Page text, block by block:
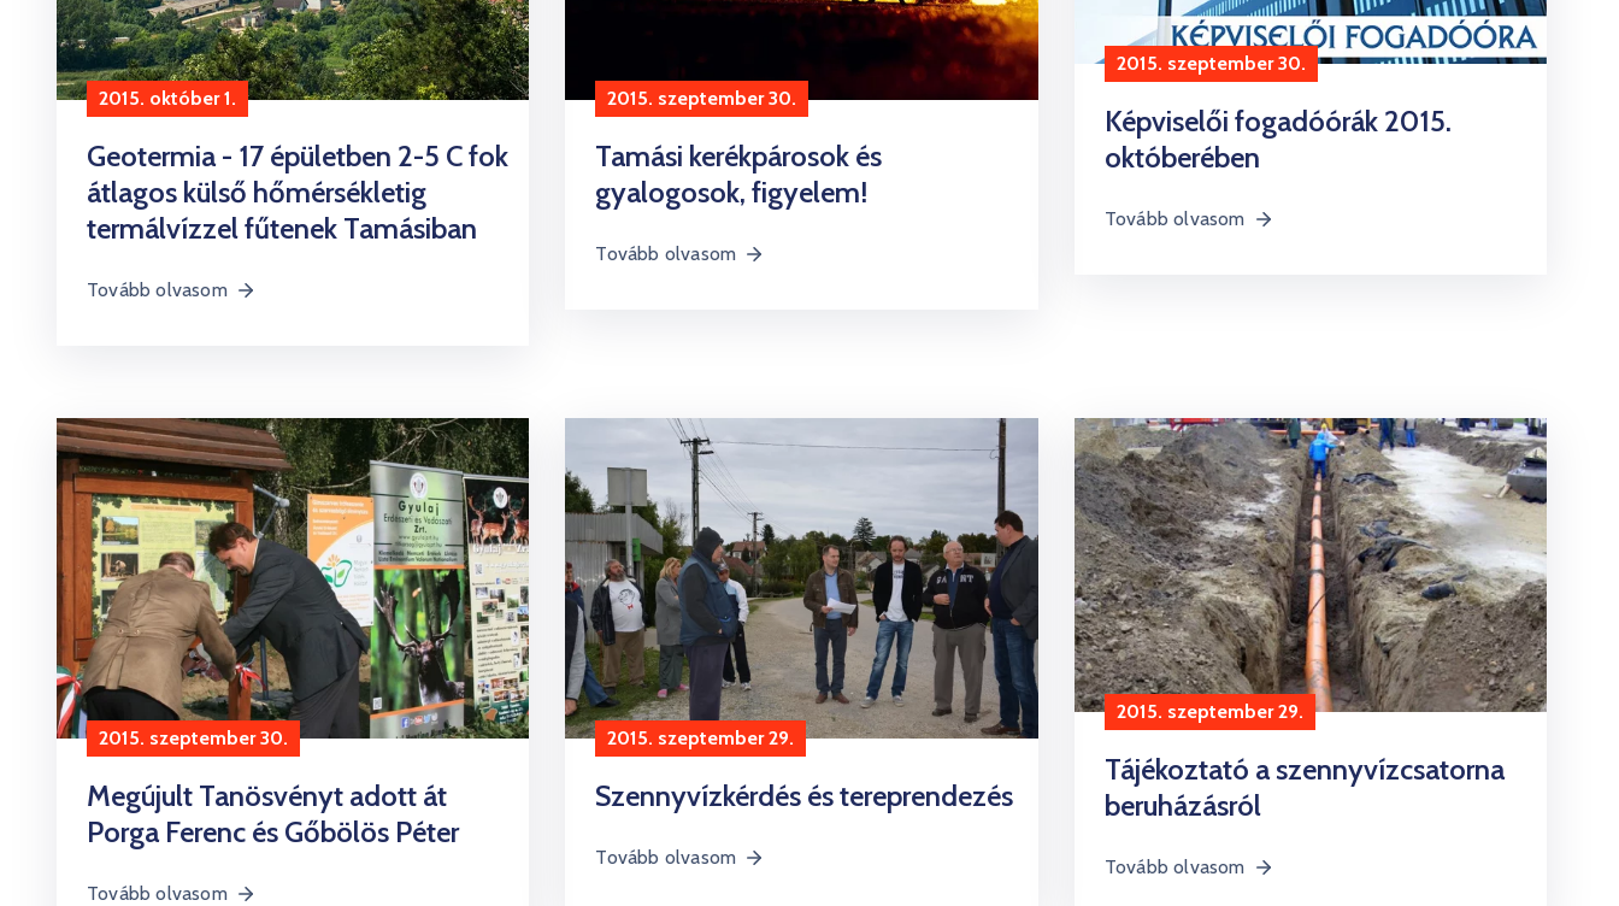
2015. október 1.
Geotermia - 17 épületben 2-5 C fok
átlagos külső hőmérsékletig
termálvízzel fűtenek Tamásiban
Tovább olvasom
2015. szeptember 30.
Tamási kerékpárosok és
gyalogosok, figyelem!
Tovább olvasom
2015. szeptember 30.
Képviselői fogadóórák 2015.
októberében
Tovább olvasom
2015. szeptember 30.
Megújult Tanösvényt adott át
Porga Ferenc és Gőbölös Péter
Tovább olvasom
2015. szeptember 29.
Szennyvízkérdés és tereprendezés
Tovább olvasom
2015. szeptember 29.
Tájékoztató a szennyvízcsatorna
beruházásról
Tovább olvasom